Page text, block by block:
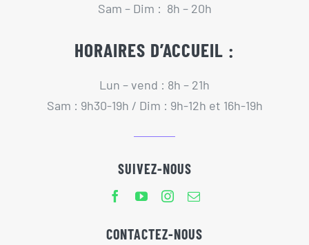
Sam – Dim : 8h – 20h
HORAIRES D’ACCUEIL :
Lun – vend : 8h – 21h
Sam : 9h30-19h / Dim : 9h-12h et 16h-19h
SUIVEZ-NOUS
CONTACTEZ-NOUS